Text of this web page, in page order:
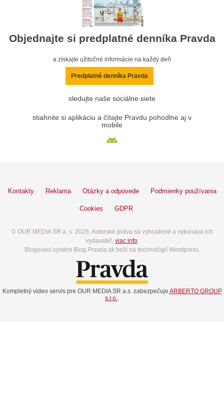
Objednajte si predplatné denníka Pravda
a získajte užitočné informácie na každý deň
Predplatné denníka Pravda
sledujte naše sociálne siete
stiahnite si aplikáciu a čítajte Pravdu pohodlne aj v
mobile
Kontakty Reklama Otázky a odpovede Podmienky používania
Cookies GDPR
© OUR MEDIA SR a. s. 2026. Autorské práva sú vyhradené a vykonáva ich
vydavateľ, viac info.
Blogovací systém Blog.Pravda.sk beží na technológií Wordpress.
Kompletný video servis pre OUR MEDIA SR a.s. zabezpečuje ARBERTO GROUP
s.r.o..